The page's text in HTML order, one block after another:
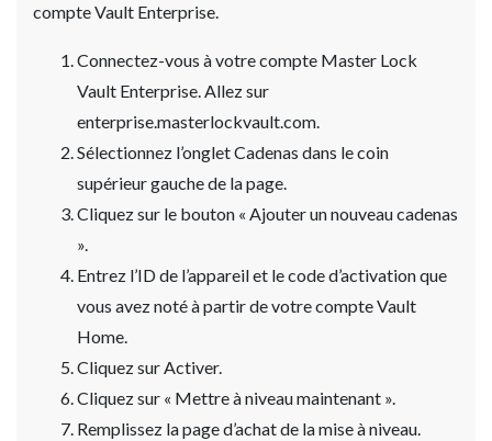
compte Vault Enterprise.
Connectez-vous à votre compte Master Lock
Vault Enterprise. Allez sur
enterprise.masterlockvault.com.
Sélectionnez l’onglet Cadenas dans le coin
supérieur gauche de la page.
Cliquez sur le bouton « Ajouter un nouveau cadenas
».
Entrez l’ID de l’appareil et le code d’activation que
vous avez noté à partir de votre compte Vault
Home.
Cliquez sur Activer.
Cliquez sur « Mettre à niveau maintenant ».
Remplissez la page d’achat de la mise à niveau.